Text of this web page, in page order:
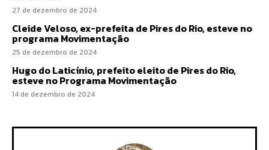
27 de dezembro de 2024
Cleide Veloso, ex-prefeita de Pires do Rio, esteve no
programa Movimentação
25 de dezembro de 2024
Hugo do Laticínio, prefeito eleito de Pires do Rio,
esteve no Programa Movimentação
14 de dezembro de 2024